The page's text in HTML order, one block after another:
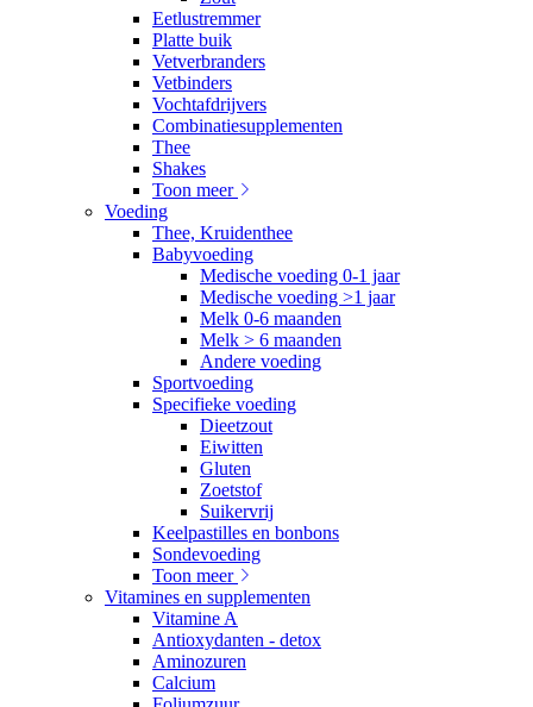
Eetlustremmer
Platte buik
Vetverbranders
Vetbinders
Vochtafdrijvers
Combinatiesupplementen
Thee
Shakes
Toon meer
Voeding
Thee, Kruidenthee
Babyvoeding
Medische voeding 0-1 jaar
Medische voeding >1 jaar
Melk 0-6 maanden
Melk > 6 maanden
Andere voeding
Sportvoeding
Specifieke voeding
Dieetzout
Eiwitten
Gluten
Zoetstof
Suikervrij
Keelpastilles en bonbons
Sondevoeding
Toon meer
Vitamines en supplementen
Vitamine A
Antioxydanten - detox
Aminozuren
Calcium